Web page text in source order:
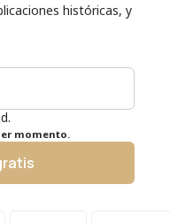
históricas, y
momento.